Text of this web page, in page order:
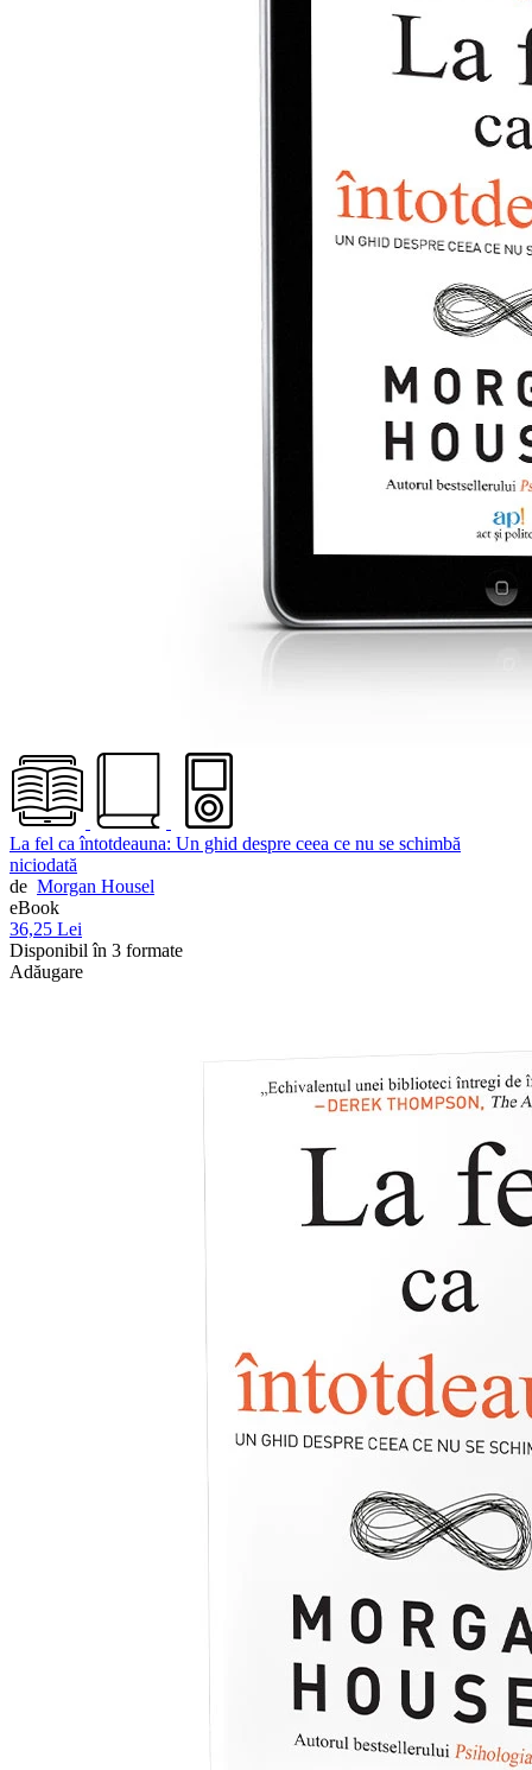
La fel ca întotdeauna: Un ghid despre ceea ce nu se schimbă
niciodată
de Morgan Housel
eBook
36,25 Lei
Disponibil în 3 formate
Adăugare